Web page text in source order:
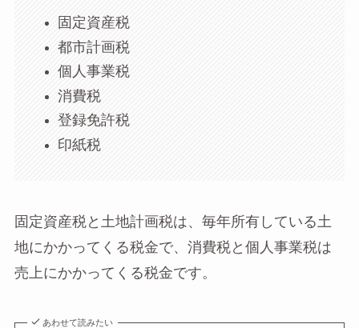
固定資産税
都市計画税
個人事業税
消費税
登録免許税
印紙税
固定資産税と土地計画税は、毎年所有している土
地にかかってくる税金で、消費税と個人事業税は
売上にかかってくる税金です。
あわせて読みたい